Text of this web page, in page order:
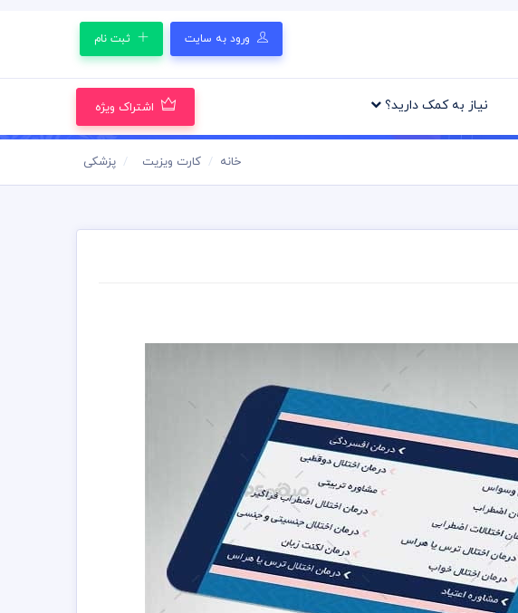
ورود به سایت ثبت نام
نیاز به کمک دارید؟ اشتراک ویژه
خانه کارت ویزیت پزشکی